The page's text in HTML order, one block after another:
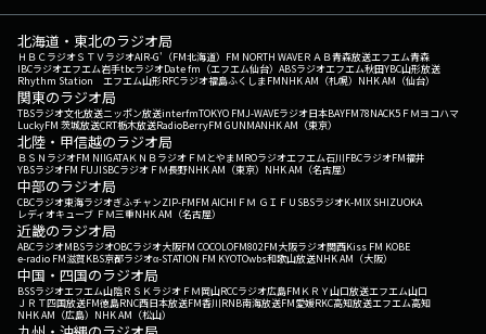
北海道・東北のラジオ局
ＨＢＣラジオＳＴＶラジオAIR-G'（FM北海道） FM NORTH WAVEＲＡＢ青森放送エフエム青森
IBCラジオエフエム岩手tbcラジオDate fm（エフエム仙台） ABSラジオエフエム秋田YBC山形放送
Rhythm Station エフエム山形RFCラジオ福島ふくしまFMNHK AM（札幌） NHK AM（仙台）
関東のラジオ局
TBSラジオ文化放送ニッポン放送interfmTOKYO FMJ-WAVEラジオ日本BAYFM78NACK5 ＦＭヨコハマ
LuckyFM 茨城放送CRT栃木放送RadioBerryFM GUNMANHK AM（東京）
北陸・甲信越のラジオ局
ＢＳＮラジオFM NIIGATAＫＮＢラジオ ＦＭとやまMROラジオエフエム石川FBCラジオFM福井
YBSラジオFM FUJISBCラジオ ＦＭ長野NHK AM（東京） NHK AM（名古屋）
中部のラジオ局
CBCラジオ東海ラジオぎふチャンZIP-FMFM AICHI ＦＭ ＧＩＦＵ SBSラジオK-MIX SHIZUOKA
レディオキューブ ＦＭ三重NHK AM（名古屋）
近畿のラジオ局
ABCラジオMBSラジオOBCラジオ大阪FM COCOLOFM802FM大阪ラジオ関西Kiss FM KOBE
e-radio FM滋賀KBS京都ラジオα-STATION FM KYOTOwbs和歌山放送NHK AM（大阪）
中国・四国のラジオ局
BSSラジオエフエム山陰ＲＳＫラジオ ＦＭ岡山RCCラジオ広島FM ＫＲＹ山口放送エフエム山口
ＪＲＴ四国放送FM徳島RNC西日本放送FM香川RNB南海放送FM愛媛RKC高知放送エフエム高知
NHK AM（広島） NHK AM（松山）